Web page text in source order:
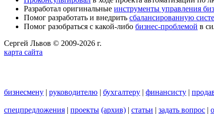
Разработал оригинальные инструменты управления
Помог разработать и внедрить сбалансированную
Помог разобраться с какой-либо бизнес-проблемой в
Сергей Львов © 2009-2026 г.
карта сайта
бизнесмену | руководителю | бухгалтеру | финансисту |
спецпредложения | проекты (архив) | статьи | задать вопрос |